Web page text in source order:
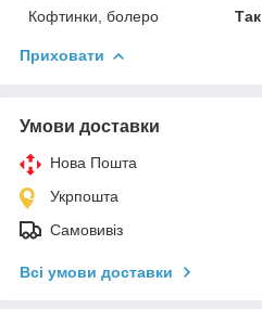
Кофтинки, болеро
Так
Приховати
Умови доставки
Нова Пошта
Укрпошта
Самовивіз
Всі умови доставки